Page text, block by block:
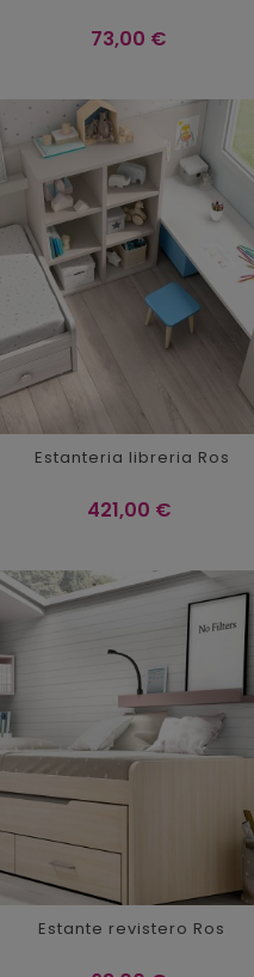
Precio
73,00 €
Estanteria libreria Ros
Precio
421,00 €
Estante revistero Ros